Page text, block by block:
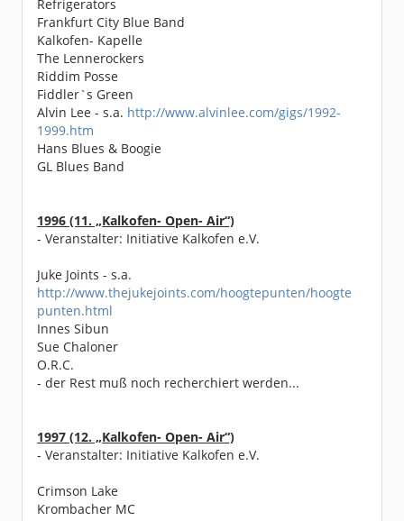
Refrigerators
Frankfurt City Blue Band
Kalkofen- Kapelle
The Lennerockers
Riddim Posse
Fiddler`s Green
Alvin Lee - s.a. http://www.alvinlee.com/gigs/1992-
1999.htm
Hans Blues & Boogie
GL Blues Band
1996 (11. „Kalkofen- Open- Air“)
- Veranstalter: Initiative Kalkofen e.V.
Juke Joints - s.a.
http://www.thejukejoints.com/hoogtepunten/hoogte
punten.html
Innes Sibun
Sue Chaloner
O.R.C.
- der Rest muß noch recherchiert werden...
1997 (12. „Kalkofen- Open- Air“)
- Veranstalter: Initiative Kalkofen e.V.
Crimson Lake
Krombacher MC